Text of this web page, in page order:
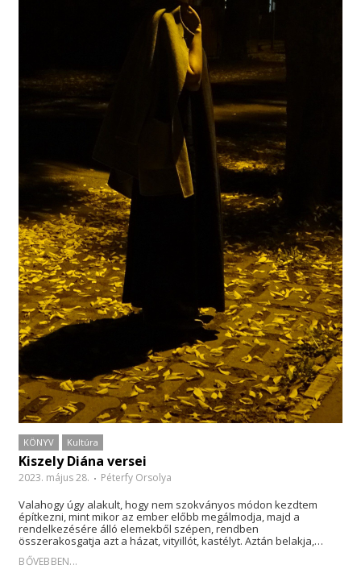
KÖNYV Kultúra
Kiszely Diána versei
2023. május 28. Péterfy Orsolya
Valahogy úgy alakult, hogy nem szokványos módon kezdtem
építkezni, mint mikor az ember előbb megálmodja, majd a
rendelkezésére álló elemekből szépen, rendben
összerakosgatja azt a házat, vityillót, kastélyt. Aztán belakja,…
BŐVEBBEN...